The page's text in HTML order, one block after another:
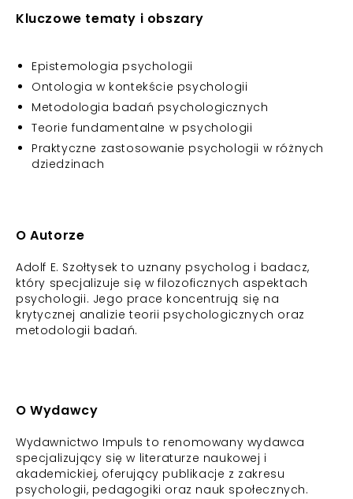
Kluczowe tematy i obszary
Epistemologia psychologii
Ontologia w kontekście psychologii
Metodologia badań psychologicznych
Teorie fundamentalne w psychologii
Praktyczne zastosowanie psychologii w różnych
dziedzinach
O Autorze
Adolf E. Szołtysek to uznany psycholog i badacz,
który specjalizuje się w filozoficznych aspektach
psychologii. Jego prace koncentrują się na
krytycznej analizie teorii psychologicznych oraz
metodologii badań.
O Wydawcy
Wydawnictwo Impuls to renomowany wydawca
specjalizujący się w literaturze naukowej i
akademickiej, oferujący publikacje z zakresu
psychologii, pedagogiki oraz nauk społecznych.